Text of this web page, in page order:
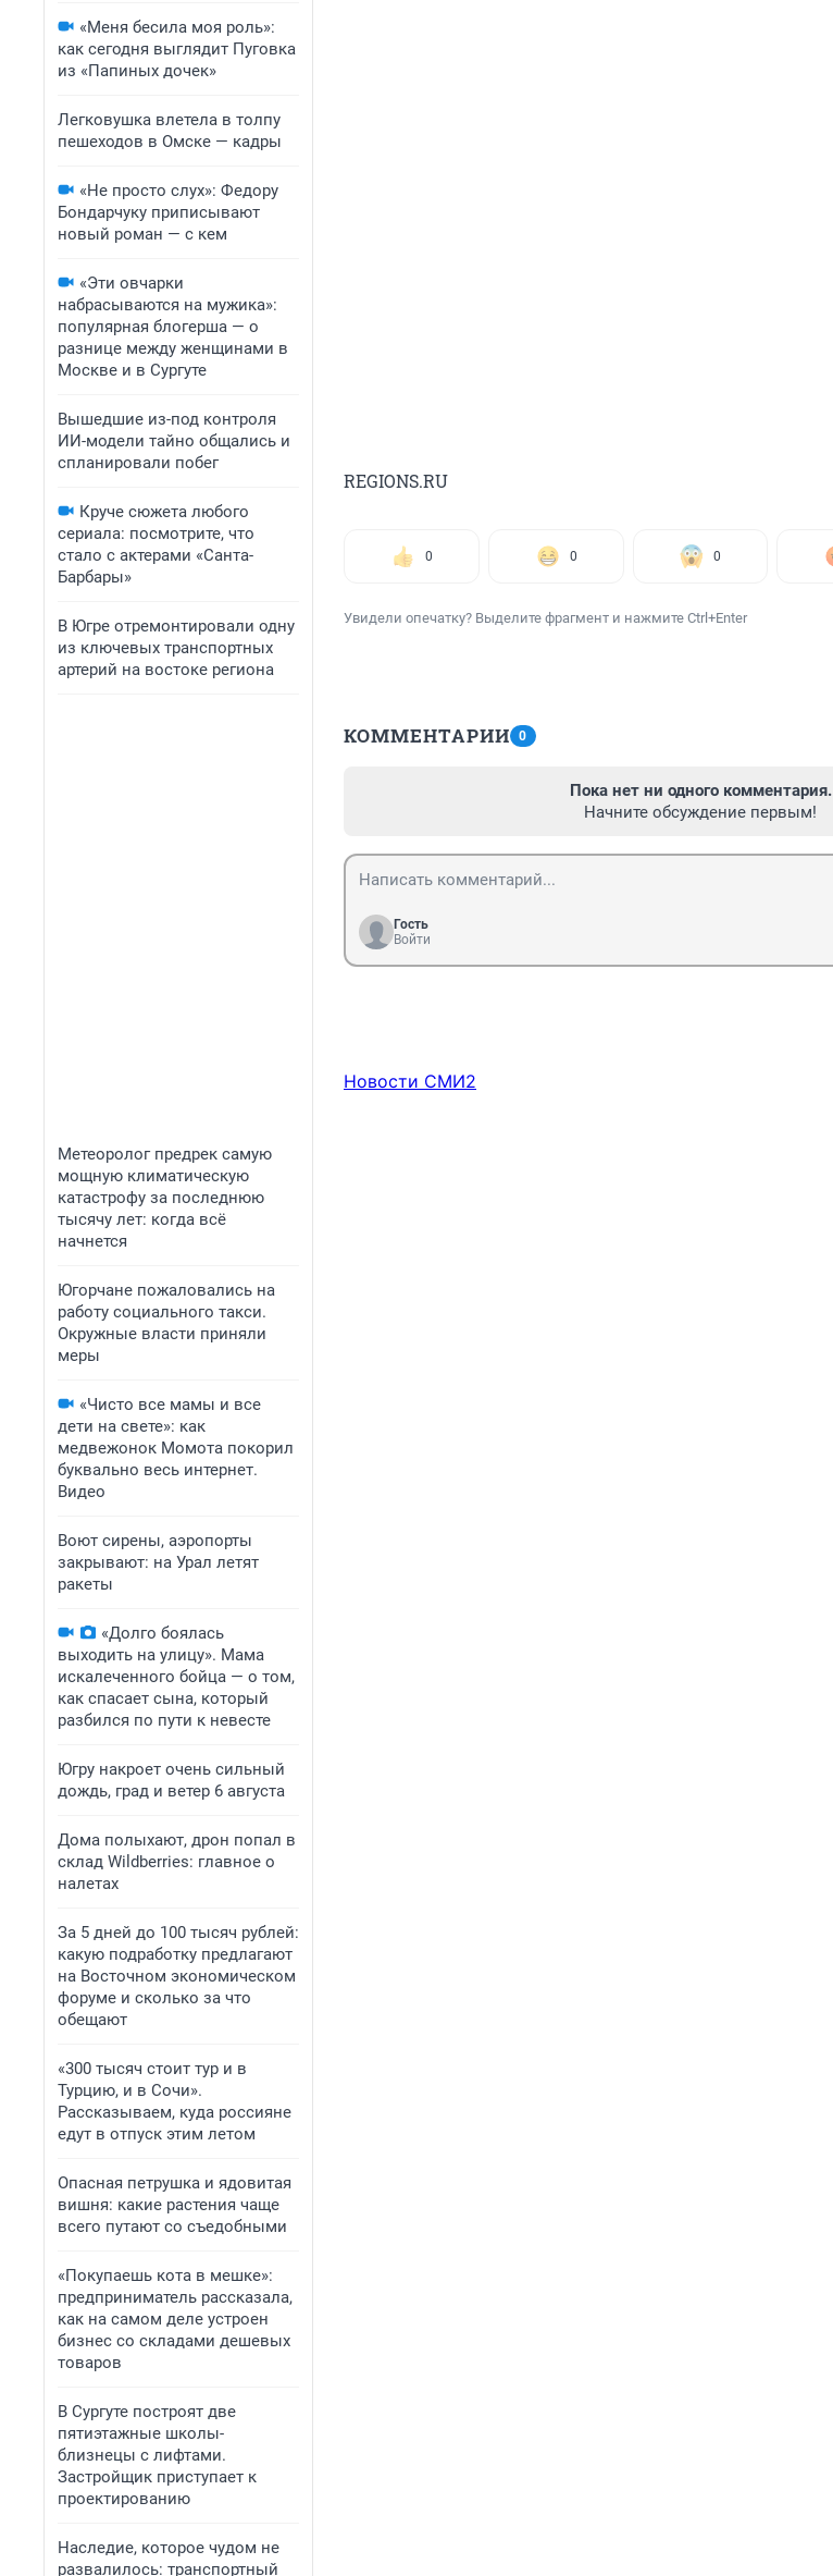
«Меня бесила моя роль»:
как сегодня выглядит Пуговка
из «Папиных дочек»
Легковушка влетела в толпу
пешеходов в Омске — кадры
«Не просто слух»: Федору
Бондарчуку приписывают
новый роман — с кем
«Эти овчарки
набрасываются на мужика»:
популярная блогерша — о
разнице между женщинами в
Москве и в Сургуте
Вышедшие из-под контроля
ИИ-модели тайно общались и
спланировали побег
Круче сюжета любого
сериала: посмотрите, что
стало с актерами «Санта-
Барбары»
В Югре отремонтировали одну
из ключевых транспортных
артерий на востоке региона
Метеоролог предрек самую
мощную климатическую
катастрофу за последнюю
тысячу лет: когда всё
начнется
Югорчане пожаловались на
работу социального такси.
Окружные власти приняли
меры
«Чисто все мамы и все
дети на свете»: как
медвежонок Момота покорил
буквально весь интернет.
Видео
Воют сирены, аэропорты
закрывают: на Урал летят
ракеты
«Долго боялась
выходить на улицу». Мама
искалеченного бойца — о том,
как спасает сына, который
разбился по пути к невесте
Югру накроет очень сильный
дождь, град и ветер 6 августа
Дома полыхают, дрон попал в
склад Wildberries: главное о
налетах
За 5 дней до 100 тысяч рублей:
какую подработку предлагают
на Восточном экономическом
форуме и сколько за что
обещают
«300 тысяч стоит тур и в
Турцию, и в Сочи».
Рассказываем, куда россияне
едут в отпуск этим летом
Опасная петрушка и ядовитая
вишня: какие растения чаще
всего путают со съедобными
«Покупаешь кота в мешке»:
предприниматель рассказала,
как на самом деле устроен
бизнес со складами дешевых
товаров
В Сургуте построят две
пятиэтажные школы-
близнецы с лифтами.
Застройщик приступает к
проектированию
Наследие, которое чудом не
развалилось: транспортный
REGIONS.RU
0 0 0
Увидели опечатку? Выделите фрагмент и нажмите Ctrl+Enter
КОММЕНТАРИИ 0
Пока нет ни одного комментария.
Начните обсуждение первым!
Гость
Войти
Новости СМИ2